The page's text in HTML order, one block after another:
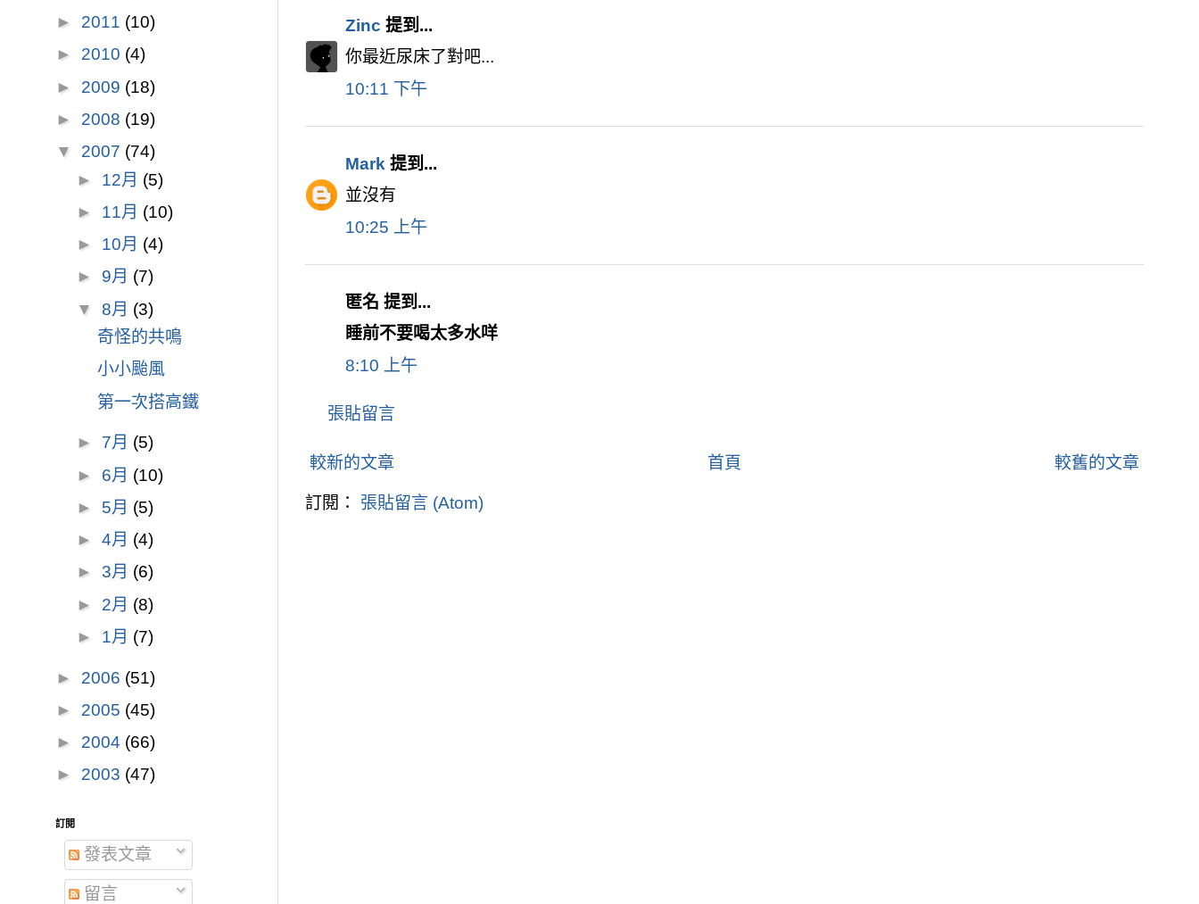
Zinc 提到...
你最近尿床了對吧...
10:11 下午
Mark 提到...
並沒有
10:25 上午
匿名 提到...
睡前不要喝太多水咩
8:10 上午
張貼留言
較新的文章 較舊的文章
首頁
訂閱： 張貼留言 (Atom)
► 2011 (10)
► 2010 (4)
► 2009 (18)
► 2008 (19)
▼ 2007 (74)
► 12月 (5)
► 11月 (10)
► 10月 (4)
► 9月 (7)
▼ 8月 (3)
奇怪的共鳴
小小颱風
第一次搭高鐵
► 7月 (5)
► 6月 (10)
► 5月 (5)
► 4月 (4)
► 3月 (6)
► 2月 (8)
► 1月 (7)
► 2006 (51)
► 2005 (45)
► 2004 (66)
► 2003 (47)
訂閱
發表文章
留言